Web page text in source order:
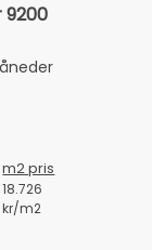
m2 pris
18.726
kr/m2